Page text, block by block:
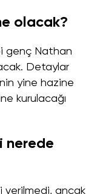
olacak?
genç Nathan
Detaylar
yine hazine
kurulacağı
nerede
verilmedi, ancak